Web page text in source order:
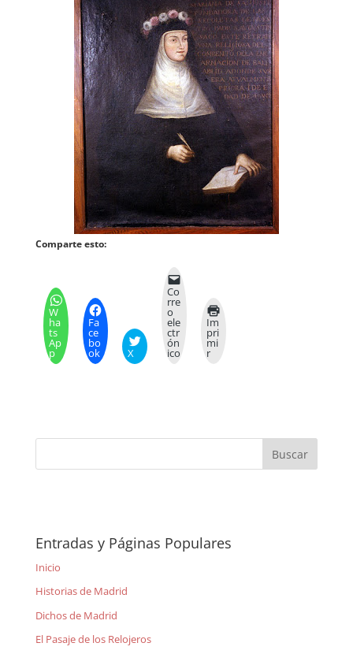
Comparte esto:
W
ha
ts
Ap
p
Fa
ce
bo
ok X
Co
rre
o
ele
ctr
ón
ico
Im
pri
mi
r
Entradas y Páginas Populares
Inicio
Historias de Madrid
Dichos de Madrid
El Pasaje de los Relojeros